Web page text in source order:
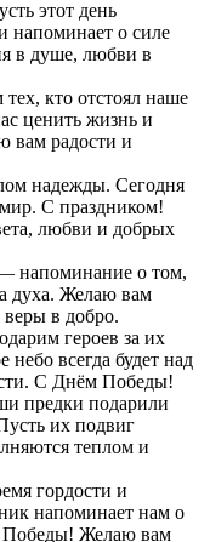
этот день
напоминает о силе
в душе, любви в
кто отстоял наше
ценить жизнь и
вам радости и
надежды. Сегодня
С праздником!
любви и добрых
напоминание о том,
духа. Желаю вам
веры в добро.
героев за их
всегда будет над
С Днём Победы!
предки подарили
их подвиг
теплом и
гордости и
напоминает нам о
Желаю вам